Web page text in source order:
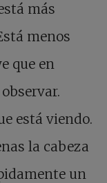
más
menos
que en
está viendo.
la cabeza
un